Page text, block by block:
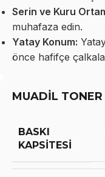
Serin ve Kuru
muhafaza edin.
Yatay Konum:
önce hafifçe
MUADİL
BASKI
KAPSITESI